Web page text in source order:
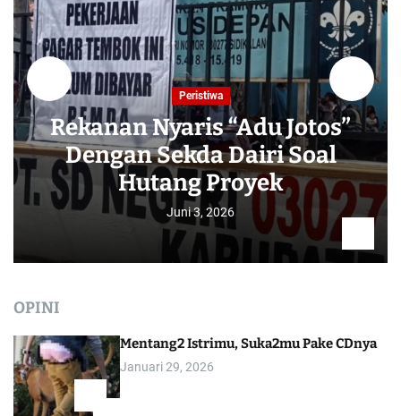
Peristiwa
Rekanan Nyaris “Adu Jotos”
Dengan Sekda Dairi Soal
Hutang Proyek
Juni 3, 2026
OPINI
Mentang2 Istrimu, Suka2mu Pake CDnya
Januari 29, 2026